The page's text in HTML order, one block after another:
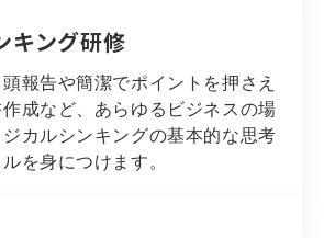
キング研修
報告や簡潔でポイントを押さえ
成など、あらゆるビジネスの場
カルシンキングの基本的な思考
を身につけます。